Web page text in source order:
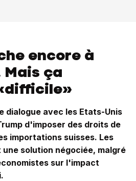
encore à
ça
dialogue avec les Etats-Unis
d'imposer des droits de
importations suisses. Les
solution négociée, malgré
sur l'impact